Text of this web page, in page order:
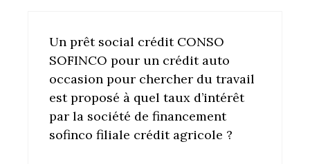
Un prêt social crédit CONSO
SOFINCO pour un crédit auto
occasion pour chercher du travail
est proposé à quel taux d’intérêt
par la société de financement
sofinco filiale crédit agricole ?